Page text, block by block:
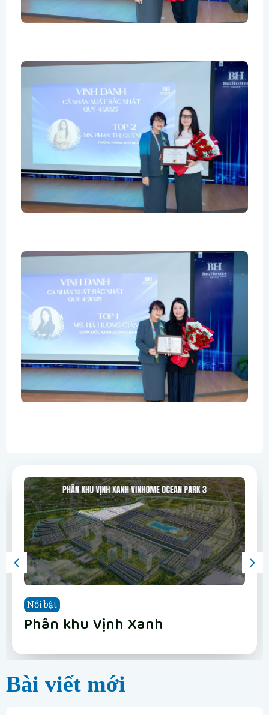
Nổi bật
Vinhomes Hải Vân Bay Đà Nẵng
Nổi bật
The Fullton
Nổi bật
Phân khu Vịnh Xanh
Nổi bật
Happy Home Tràng Cát
Nổi bật
LUMIÈRE Hanoi Seasons Garden
Nổi bật
Vinhomes Global Gate Hạ Long
Nổi bật
Vinhomes Hải Vân Bay Đà Nẵng
Nổi bật
The Fullton
Bài viết mới